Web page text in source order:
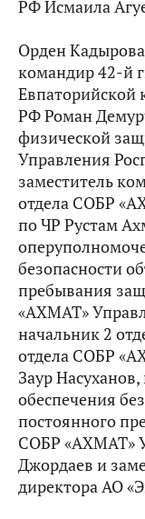
РФ Исмаила
Орден
командир 42-й
РФ Роман
физической
Управления
заместитель
отдела СОБР
по ЧР Рустам
безопасности
пребывания
«АХМАТ»
начальник 2
отдела СОБР
Заур
обеспечения
постоянного
СОБР «АХМАТ»
Джордаев и
директора АО